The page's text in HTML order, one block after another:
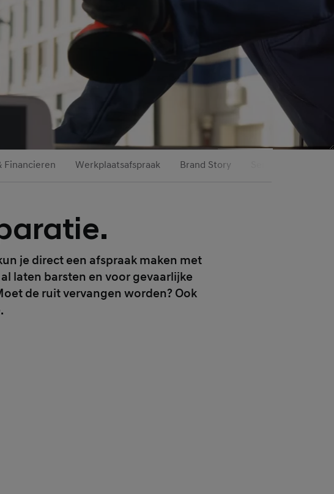
Financieren Werkplaatsafspraak Brand Story
je direct een afspraak maken met
laten barsten en voor gevaarlijke
de ruit vervangen worden? Ook